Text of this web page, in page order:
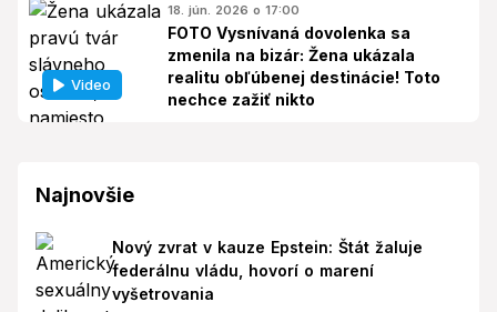
Video
18. jún. 2026 o 17:00
FOTO Vysnívaná dovolenka sa
zmenila na bizár: Žena ukázala
realitu obľúbenej destinácie! Toto
nechce zažiť nikto
Najnovšie
Nový zvrat v kauze Epstein: Štát žaluje
federálnu vládu, hovorí o marení
vyšetrovania